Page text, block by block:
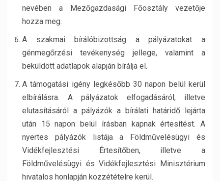
nevében a Mezőgazdasági Főosztály vezetője
hozza meg.
A szakmai bírálóbizottság a pályázatokat a
génmegőrzési tevékenység jellege, valamint a
beküldött adatlapok alapján bírálja el.
A támogatási igény legkésőbb 30 napon belül kerül
elbírálásra. A pályázatok elfogadásáról, illetve
elutasításáról a pályázók a bírálati határidő lejárta
után 15 napon belül írásban kapnak értesítést. A
nyertes pályázók listája a Földművelésügyi és
Vidékfejlesztési Értesítőben, illetve a
Földművelésügyi és Vidékfejlesztési Minisztérium
hivatalos honlapján közzétételre kerül.